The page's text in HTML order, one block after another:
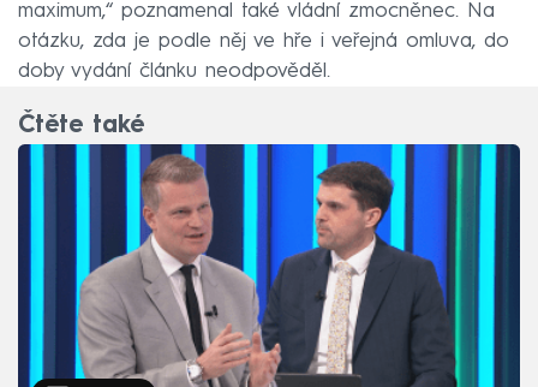
maximum,“ poznamenal také vládní zmocněnec. Na
otázku, zda je podle něj ve hře i veřejná omluva, do
doby vydání článku neodpověděl.
Čtěte také